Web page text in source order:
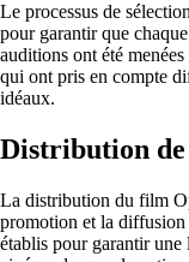
Le processus de
pour garantir que
auditions ont été
qui ont pris en compte
idéaux.
Distribution
La distribution du film
promotion et la diffusion
établis pour garantir